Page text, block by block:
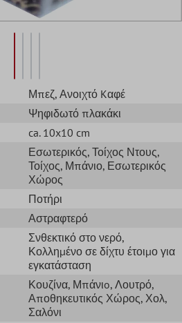
Μπεζ, Ανοιχτό Kαφέ
Ψηφιδωτό πλακάκι
ca. 10x10 cm
Εσωτερικός, Τοίχος Ντους,
Τοίχος, Μπάνιο, Εσωτερικός
Χώρος
Ποτήρι
Αστραφτερό
Σνθεκτικό στο νερό,
Κολλημένο σε δίχτυ έτοιμο για
εγκατάσταση
Κουζίνα, Μπάνιo, Λουτρό,
Αποθηκευτικός Χώρος, Χολ,
Σαλόνι